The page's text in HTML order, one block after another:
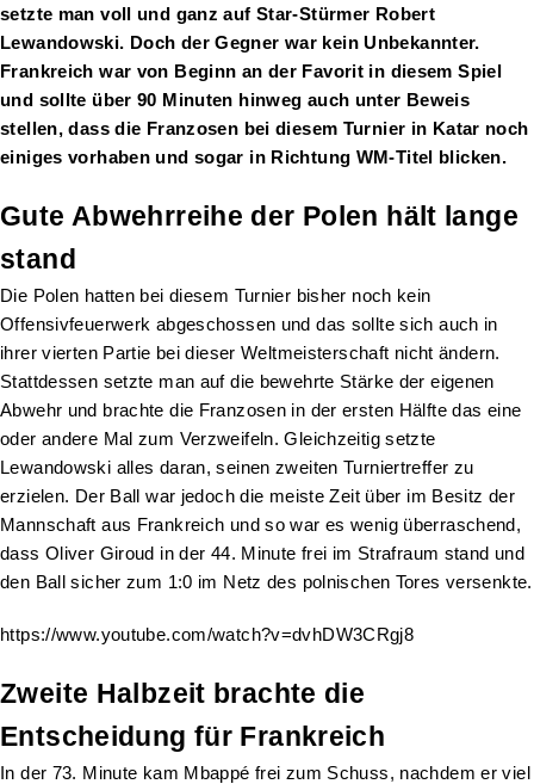
setzte man voll und ganz auf Star-Stürmer Robert
Lewandowski. Doch der Gegner war kein Unbekannter.
Frankreich war von Beginn an der Favorit in diesem Spiel
und sollte über 90 Minuten hinweg auch unter Beweis
stellen, dass die Franzosen bei diesem Turnier in Katar noch
einiges vorhaben und sogar in Richtung WM-Titel blicken.
Gute Abwehrreihe der Polen hält lange
stand
Die Polen hatten bei diesem Turnier bisher noch kein
Offensivfeuerwerk abgeschossen und das sollte sich auch in
ihrer vierten Partie bei dieser Weltmeisterschaft nicht ändern.
Stattdessen setzte man auf die bewehrte Stärke der eigenen
Abwehr und brachte die Franzosen in der ersten Hälfte das eine
oder andere Mal zum Verzweifeln. Gleichzeitig setzte
Lewandowski alles daran, seinen zweiten Turniertreffer zu
erzielen. Der Ball war jedoch die meiste Zeit über im Besitz der
Mannschaft aus Frankreich und so war es wenig überraschend,
dass Oliver Giroud in der 44. Minute frei im Strafraum stand und
den Ball sicher zum 1:0 im Netz des polnischen Tores versenkte.
https://www.youtube.com/watch?v=dvhDW3CRgj8
Zweite Halbzeit brachte die
Entscheidung für Frankreich
In der 73. Minute kam Mbappé frei zum Schuss, nachdem er viel